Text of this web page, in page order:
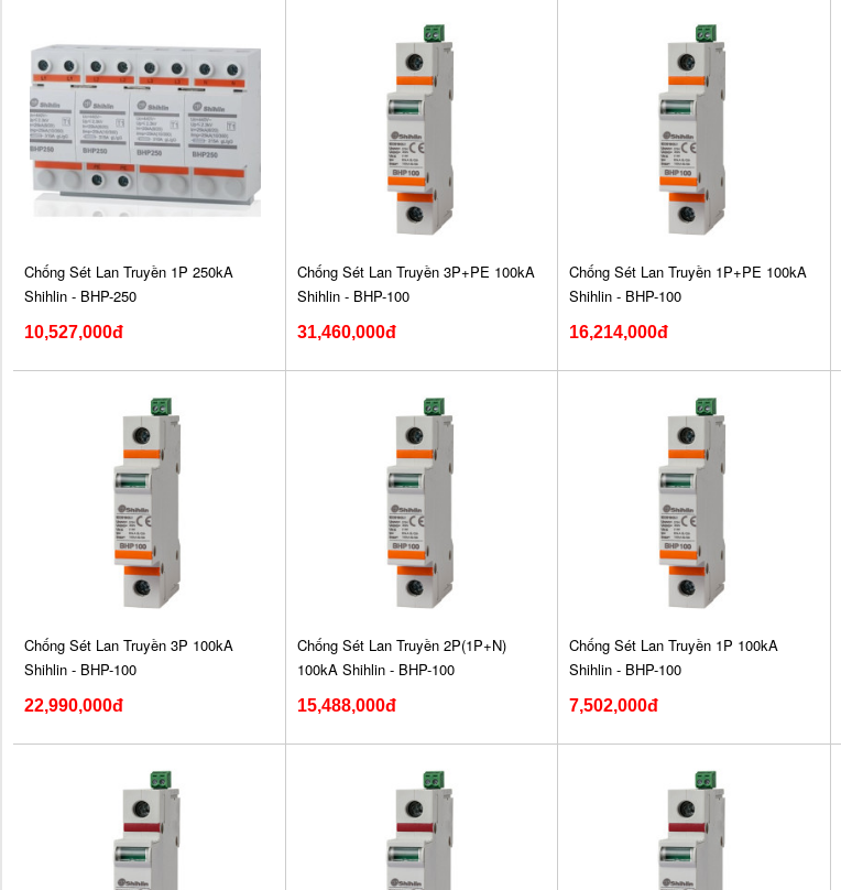
Chống Sét Lan Truyền 1P 250kA
Shihlin - BHP-250
10,527,000đ
Chống Sét Lan Truyền 3P+PE 100kA
Shihlin - BHP-100
31,460,000đ
Chống Sét Lan Truyền 1P+PE 100kA
Shihlin - BHP-100
16,214,000đ
Chống Sét Lan Truyền 3P 100kA
Shihlin - BHP-100
22,990,000đ
Chống Sét Lan Truyền 2P(1P+N)
100kA Shihlin - BHP-100
15,488,000đ
Chống Sét Lan Truyền 1P 100kA
Shihlin - BHP-100
7,502,000đ